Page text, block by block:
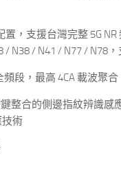
置，支援台灣完整 5G
/ N38 / N41 / N77 / N78，
頻段，最高 4CA 載波聚合
整合的側邊指紋辨識感
技術